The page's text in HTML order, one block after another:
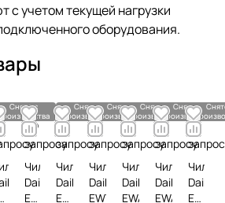
с учетом текущей нагрузки
оборудования.
Снято с
По
запросу
Чиллер
Daikin
ERAD160E-
Снято с
производства
По
запросу
Чиллер
Daikin
EWAQ650F-
Снято с
производства
По
запросу
Чиллер
Daikin
EWYD330BZSL
Снято с
производства
По
запросу
Чиллер
Daikin
EWAD440TZXR
Снято с
производства
По
запросу
Чиллер
Daikin
По
Daikin